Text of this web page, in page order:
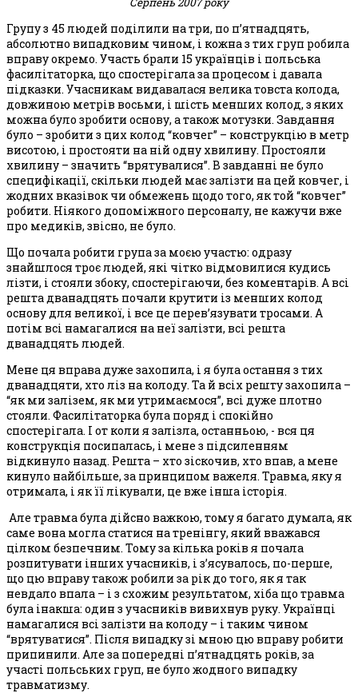
Групу з 45 людей поділили на три, по п’ятнадцять,
абсолютно випадковим чином, і кожна з тих груп робила
вправу окремо. Участь брали 15 українців і польська
фасилітаторка, що спостерігала за процесом і давала
підказки. Учасникам видавалася велика товста колода,
довжиною метрів восьми, і шість менших колод, з яких
можна було зробити основу, а також мотузки. Завдання
було – зробити з цих колод “ковчег” – конструкцію в метр
висотою, і простояти на ній одну хвилину. Простояли
хвилину – значить “врятувалися”. В завданні не було
специфікації, скільки людей має залізти на цей ковчег, і
жодних вказівок чи обмежень щодо того, як той “ковчег”
робити. Ніякого допоміжного персоналу, не кажучи вже
про медиків, звісно, не було.
Що почала робити група за моєю участю: одразу
знайшлося троє людей, які чітко відмовилися кудись
лізти, і стояли збоку, спостерігаючи, без коментарів. А всі
решта дванадцять почали крутити із менших колод
основу для великої, і все це перев’язувати тросами. А
потім всі намагалися на неї залізти, всі решта
дванадцять людей.
Мене ця вправа дуже захопила, і я була остання з тих
дванадцяти, хто ліз на колоду. Та й всіх решту захопила –
“як ми залізем, як ми утримаємося”, всі дуже плотно
стояли. Фасилітаторка була поряд і спокійно
спостерігала. І от коли я залізла, останньою, - вся ця
конструкція посипалась, і мене з підсиленням
відкинуло назад. Решта – хто зіскочив, хто впав, а мене
кинуло найбільше, за принципом важеля. Травма, яку я
отримала, і як її лікували, це вже інша історія.
Але травма була дійсно важкою, тому я багато думала, як
саме вона могла статися на тренінгу, який вважався
цілком безпечним. Тому за кілька років я почала
розпитувати інших учасників, і з’ясувалось, по-перше,
що цю вправу також робили за рік до того, як я так
невдало впала – і з схожим результатом, хіба що травма
була інакша: один з учасників вивихнув руку. Українці
намагалися всі залізти на колоду – і таким чином
“врятуватися”. Після випадку зі мною цю вправу робити
припинили. Але за попередні п’ятнадцять років, за
участі польських груп, не було жодного випадку
травматизму.